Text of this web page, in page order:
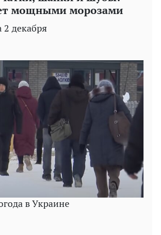
мощными морозами
декабря
в Украине